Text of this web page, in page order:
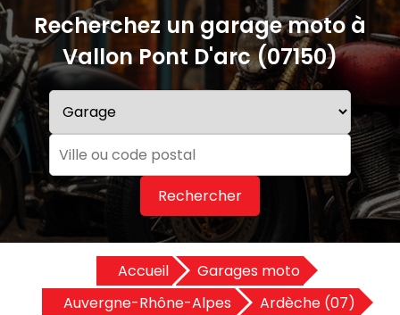
Recherchez un garage moto à
Vallon Pont D'arc (07150)
Rechercher
Accueil
Garages moto
Auvergne-Rhône-Alpes
Ardèche (07)